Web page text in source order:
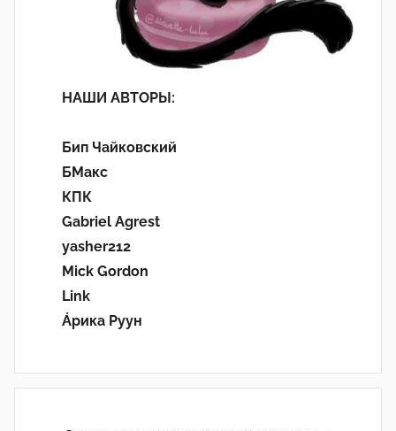
НАШИ АВТОРЫ:
Бип Чайковский
БМакс
КПК
Gabriel Agrest
yasher212
Mick Gordon
Link
Áрика Руун